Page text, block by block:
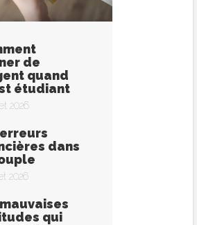
de
quand
étudiant
2026
dans
2026
qui